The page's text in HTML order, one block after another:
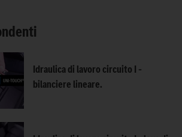
Idraulica di lavoro circuito I –
bilanciere lineare.